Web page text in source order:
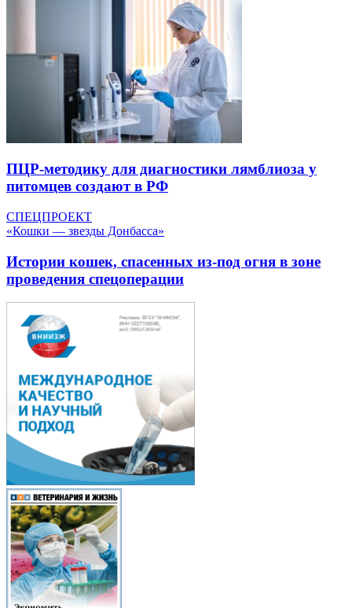
ПЦР-методику для диагностики лямблиоза у
питомцев создают в РФ
СПЕЦПРОЕКТ
«Кошки — звезды Донбасса»
Истории кошек, спасенных из-под огня в зоне
проведения спецоперации